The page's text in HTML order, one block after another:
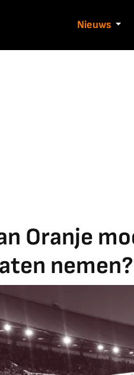
Nieuws
Oranje
nemen?